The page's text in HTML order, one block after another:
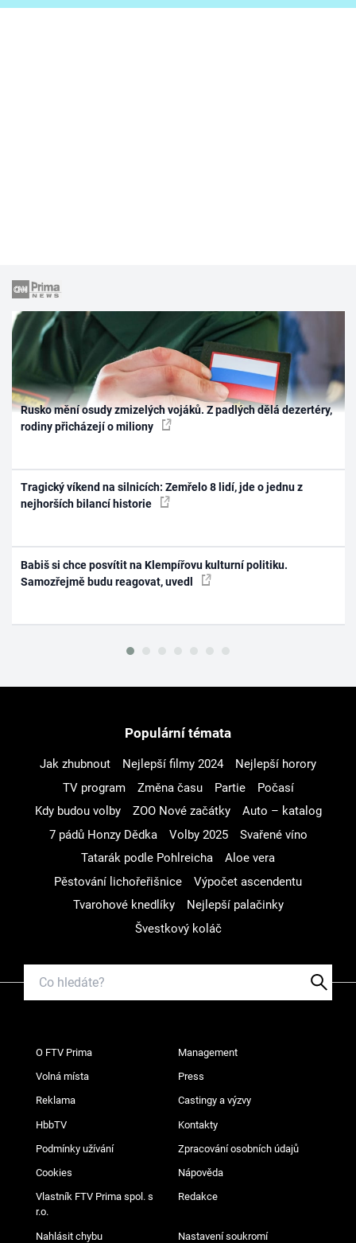
Rusko mění osudy zmizelých vojáků. Z padlých dělá dezertéry,
rodiny přicházejí o miliony
Tragický víkend na silnicích: Zemřelo 8 lidí, jde o jednu z
nejhorších bilancí historie
Babiš si chce posvítit na Klempířovu kulturní politiku.
Samozřejmě budu reagovat, uvedl
Populární témata
Jak zhubnout Nejlepší filmy 2024
Nejlepší horory
TV program
Změna času Partie
Počasí
Kdy budou volby
ZOO Nové začátky
Auto – katalog
7 pádů Honzy Dědka
Volby 2025
Svařené víno
Tatarák podle Pohlreicha
Aloe vera
Pěstování lichořeřišnice
Výpočet ascendentu
Tvarohové knedlíky
Nejlepší palačinky
Švestkový koláč
O FTV Prima Management
Volná místa Press
Reklama Castingy a výzvy
HbbTV Kontakty
Podmínky užívání Zpracování osobních údajů
Cookies Nápověda
Vlastník FTV Prima spol. s
r.o.
Redakce
Nahlásit chybu Nastavení soukromí